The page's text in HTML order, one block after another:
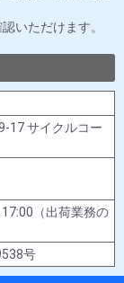
いただけます。
17 サイクルコー
（出荷業務の
号